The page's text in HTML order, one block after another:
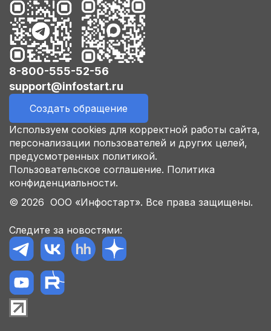
8-800-555-52-56
support@infostart.ru
Создать обращение
Используем cookies для корректной работы сайта,
персонализации пользователей и других целей,
предусмотренных политикой.
Пользовательское соглашение. Политика
конфиденциальности.
© 2026 ООО «Инфостарт». Все права защищены.
Следите за новостями: